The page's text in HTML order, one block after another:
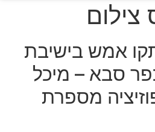
צילום
אמש בישיבת
סבא – מיכל
מספרת